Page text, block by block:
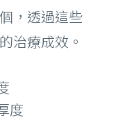
，透過這些
治療成效。
度